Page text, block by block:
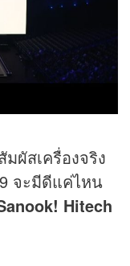
ผัสเครื่องจริง
จะมีดีแค่ไหน
Hitech